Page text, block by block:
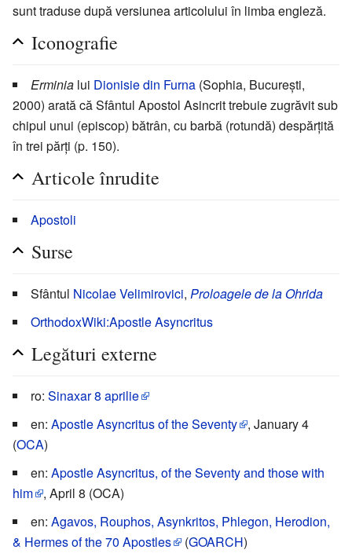
sunt traduse după versiunea articolului în limba engleză.
Iconografie
Erminia lui Dionisie din Furna (Sophia, București,
2000) arată că Sfântul Apostol Asincrit trebuie zugrăvit sub
chipul unui (episcop) bătrân, cu barbă (rotundă) despărțită
în trei părți (p. 150).
Articole înrudite
Apostoli
Surse
Sfântul Nicolae Velimirovici, Proloagele de la Ohrida
OrthodoxWiki:Apostle Asyncritus
Legături externe
ro: Sinaxar 8 aprilie
en: Apostle Asyncritus of the Seventy
, January 4
(OCA)
en: Apostle Asyncritus, of the Seventy and those with
him
, April 8 (OCA)
en: Agavos, Rouphos, Asynkritos, Phlegon, Herodion,
& Hermes of the 70 Apostles
(GOARCH)